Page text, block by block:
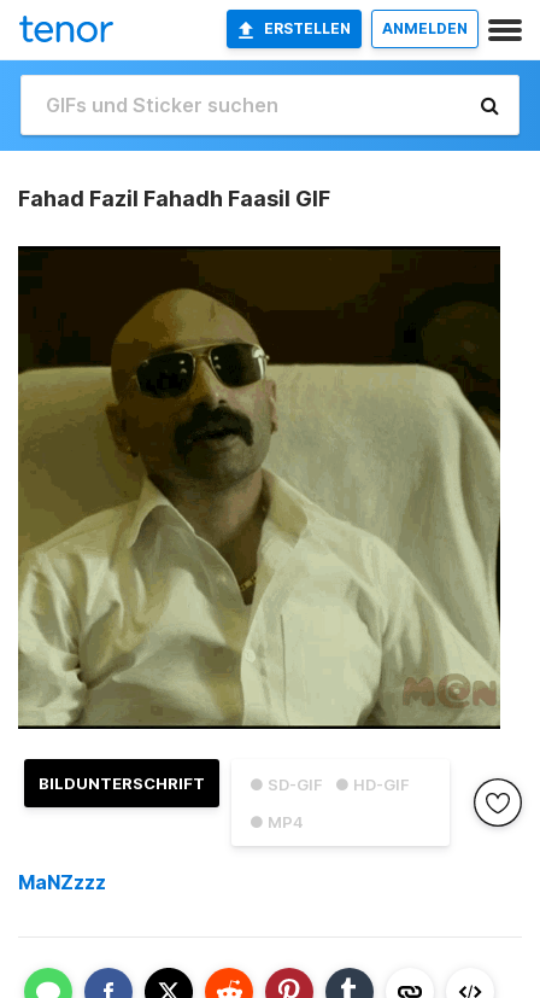
ERSTELLEN ANMELDEN
Fahad Fazil Fahadh Faasil GIF
● SD-GIF
● HD-GIF
● MP4
BILDUNTERSCHRIFT
MaNZzzz